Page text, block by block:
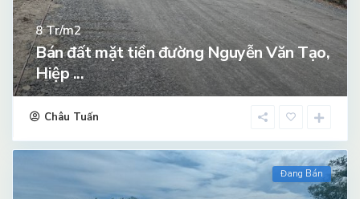
8Tr/m2
Bán đất mặt tiền đường Nguyễn Văn Tạo,
Hiệp ...
Châu Tuấn
Đang Bán